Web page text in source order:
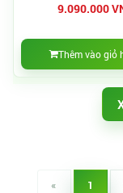
9.090.000
Thêm vào giỏ
« 1